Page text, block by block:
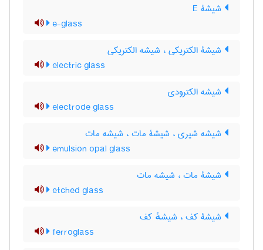
شیشۀ E
e-glass
شیشۀ الکتریکی ، شیشه الکتریکی
electric glass
شیشه الکترودی
electrode glass
شیشه شیری ، شیشۀ مات ، شیشه مات
emulsion opal glass
شیشۀ مات ، شیشه مات
etched glass
شیشۀ کف ، شیشهٔ کف
ferroglass